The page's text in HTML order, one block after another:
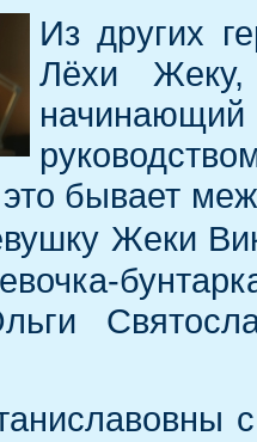
Из других
Лёхи
это бывает
Жеки